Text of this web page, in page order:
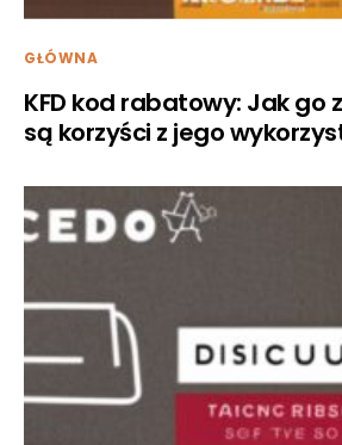
GŁÓWNA
KFD kod rabatowy: Jak go
są korzyści z jego